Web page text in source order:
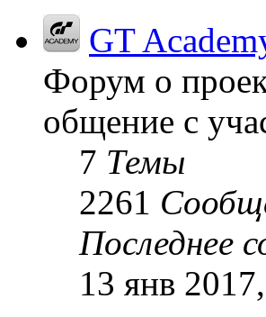
GT
Форум о
общение с
7 Темы
2261
Последнее
13 янв